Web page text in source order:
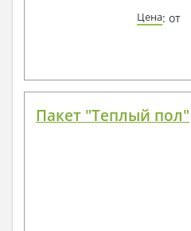
Цена: от
Пакет "Теплый пол"